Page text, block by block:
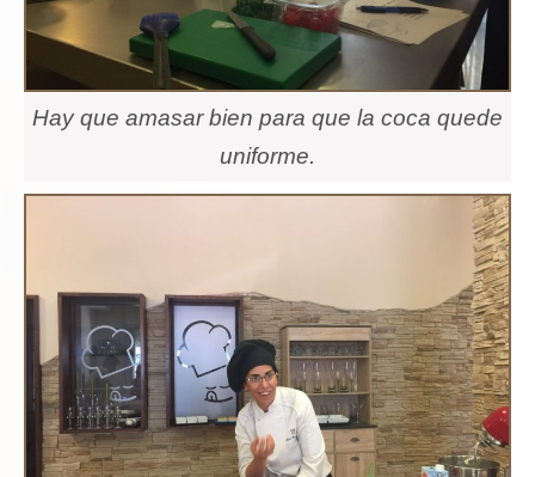
Hay que amasar bien para que la coca quede
uniforme.